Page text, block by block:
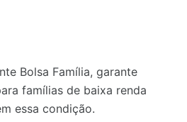
Bolsa Família, garante
famílias de baixa renda
essa condição.